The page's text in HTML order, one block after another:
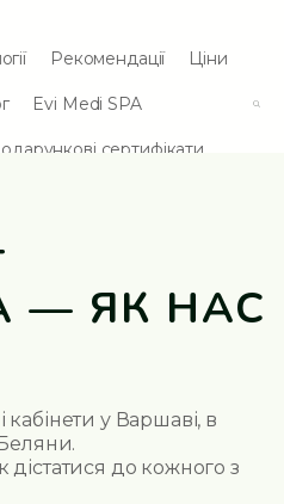
Рекомендації Ціни
Evi Medi SPA
сертифікати
— ЯК НАС
у Варшаві, в
до кожного з